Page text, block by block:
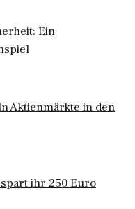
Ein
Aktienmärkte in den
ihr 250 Euro